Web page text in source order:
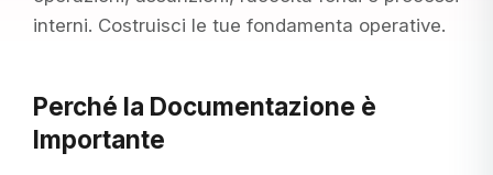
interni. Costruisci le tue fondamenta operative.
Perché la Documentazione è
Importante